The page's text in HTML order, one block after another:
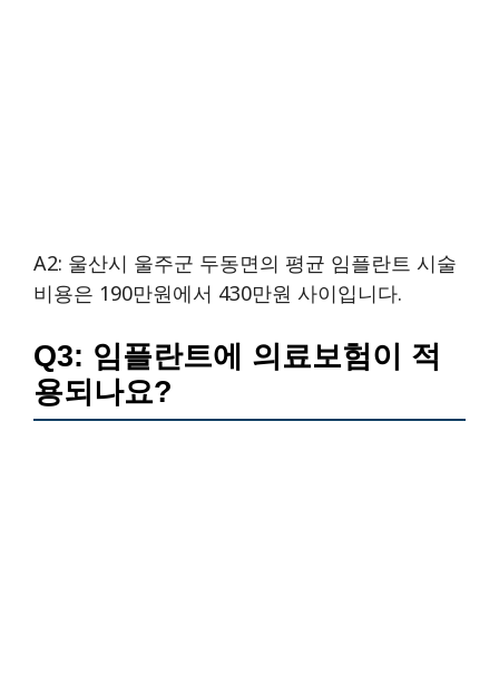
A2: 울산시 울주군 두동면의 평균 임플란트 시술
비용은 190만원에서 430만원 사이입니다.
Q3: 임플란트에 의료보험이 적
용되나요?